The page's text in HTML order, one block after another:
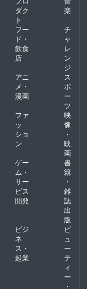
ダク
ト
楽
フー
ド・
飲食
店
チ
ャ
レ
ン
ジ
アニ
メ・
漫画
ス
ポ
ー
ツ
ファ
ッ
ショ
ン
映
像
・
映
画
ゲー
ム・
サー
ビス
開発
書
籍
・
雑
誌
出
版
ビジ
ネ
ス・
起業
ビ
ュ
ー
テ
ィ
ー
・